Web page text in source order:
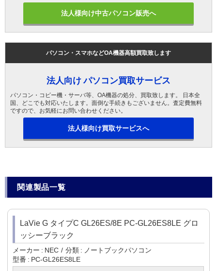
法人様向け中古パソコン販売へ
パソコン・スマホなどOA機器高額買取致します
法人向け パソコン買取サービス
パソコン・コピー機・サーバ等、OA機器の処分、買取致します。 日本全
国、どこでも対応いたします。面倒な手続きもございません。査定費無料
ですので、お気軽にお問い合わせください。
法人様向け買取サービスへ
関連製品一覧
LaVie G タイプC GL26ES/8E PC-GL26ES8LE グロ
ッシーブラック
メーカー NEC 分類
ノートブックパソコン
型番
PC-GL26ES8LE